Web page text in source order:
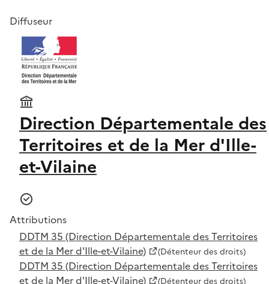
Diffuseur
Direction Départementale des
Territoires et de la Mer d'Ille-
et-Vilaine
Attributions
DDTM 35 (Direction Départementale des Territoires
et de la Mer d'Ille-et-Vilaine)
(Détenteur des droits)
DDTM 35 (Direction Départementale des Territoires
et de la Mer d'Ille-et-Vilaine)
(Détenteur des droits)